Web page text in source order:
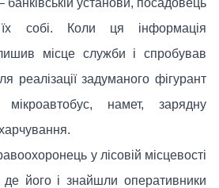
собі. Коли ця інформація
місце служби і спробував
реалізації задуманого фігурант
намет, зарядну
у лісовій місцевості
де його і знайшли оперативники